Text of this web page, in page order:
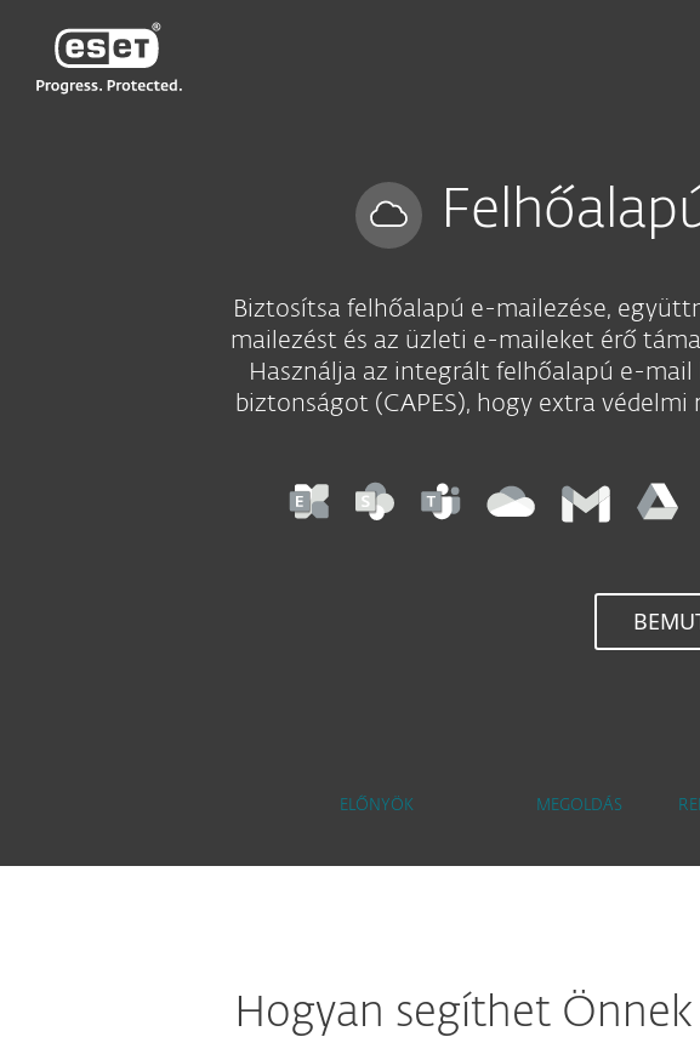
Biztosítsa felhőalapú e-mailezése,
mailezést és az üzleti e-maileket érő
Használja az integrált felhőalapú e-
biztonságot (CAPES), hogy extra
ELŐNYÖK MEGOLDÁS
Hogyan segíthet
ESET